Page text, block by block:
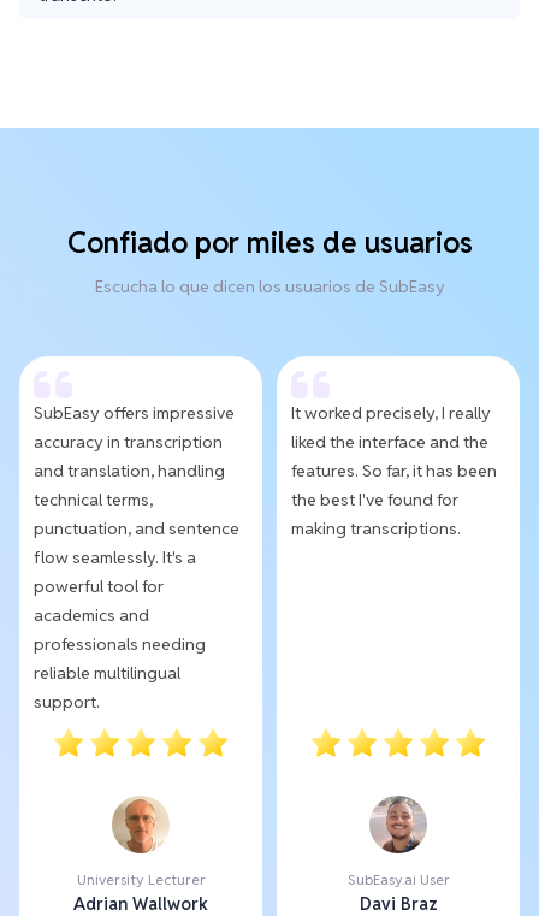
Confiado por miles de usuarios
Escucha lo que dicen los usuarios de SubEasy
SubEasy offers impressive
accuracy in transcription
and translation, handling
technical terms,
punctuation, and sentence
flow seamlessly. It's a
powerful tool for
academics and
professionals needing
reliable multilingual
support.
University Lecturer
Adrian Wallwork
It worked precisely, I really
liked the interface and the
features. So far, it has been
the best I've found for
making transcriptions.
SubEasy.ai User
Davi Braz